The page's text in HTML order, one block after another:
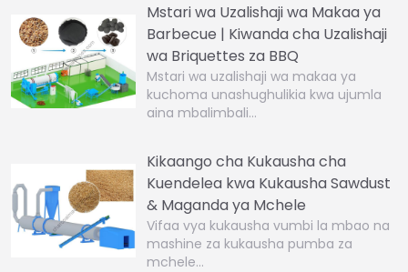
Mstari wa Uzalishaji wa Makaa ya
Barbecue | Kiwanda cha Uzalishaji
wa Briquettes za BBQ
Mstari wa uzalishaji wa makaa ya
kuchoma unashughulikia kwa ujumla
aina mbalimbali…
Kikaango cha Kukausha cha
Kuendelea kwa Kukausha Sawdust
& Maganda ya Mchele
Vifaa vya kukausha vumbi la mbao na
mashine za kukausha pumba za
mchele…